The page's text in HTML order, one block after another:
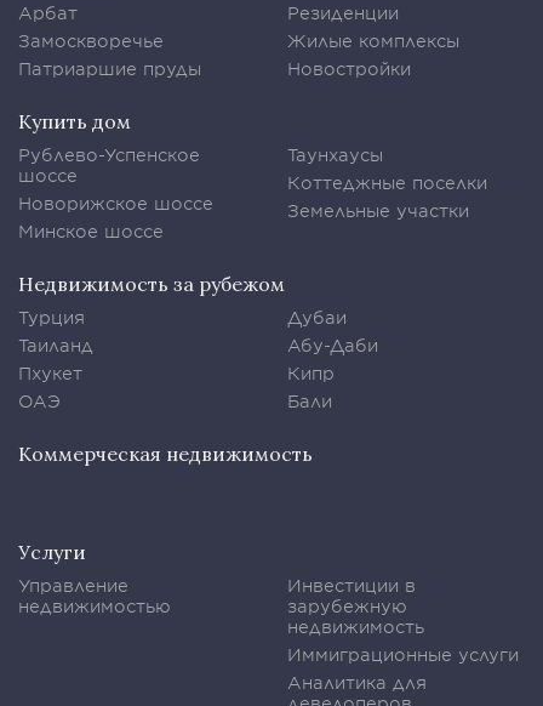
Арбат
Замоскворечье
Патриаршие пруды
Резиденции
Жилые комплексы
Новостройки
Купить дом
Рублево-Успенское
шоссе
Новорижское шоссе
Минское шоссе
Таунхаусы
Коттеджные поселки
Земельные участки
Недвижимость за рубежом
Турция
Таиланд
Пхукет
ОАЭ
Дубаи
Абу-Даби
Кипр
Бали
Коммерческая недвижимость
Услуги
Управление
недвижимостью
Инвестиции в
зарубежную
недвижимость
Иммиграционные услуги
Аналитика для